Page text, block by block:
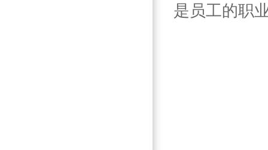
是员工的职